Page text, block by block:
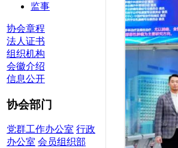
监事
协会章程
法人证书
组织机构
会徽介绍
信息公开
协会部门
党群工作办公室 行政
办公室 会员组织部